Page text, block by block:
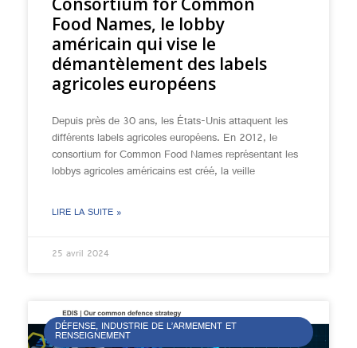
Food Names, le lobby
américain qui vise le
démantèlement des labels
agricoles européens
Depuis près de 30 ans, les États-Unis attaquent les
différents labels agricoles européens. En 2012, le
consortium for Common Food Names représentant les
lobbys agricoles américains est créé, la veille
LIRE LA SUITE »
25 avril 2024
DÉFENSE, INDUSTRIE DE L’ARMEMENT ET
RENSEIGNEMENT